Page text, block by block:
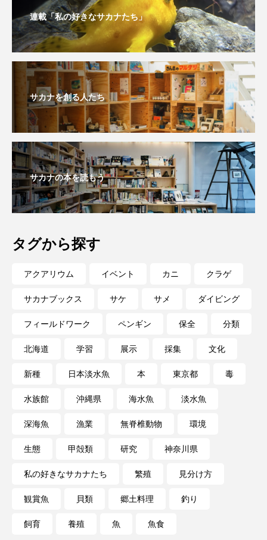
旅行 日本固有種 旬 書籍
未利用魚 未来館 東京湾 栄養
桂浜水族館 梅雨 棘皮動物
横浜開運水族館 正月 歴史
死滅回遊魚 水 水族館 水族館人
水槽 水生昆虫 水生生物 汽水域
河川 沼津港深海水族館 法律 海
海きらら 海水魚 海洋 海洋環境
海綿動物
渋川マリン水族館 渓流
漁業 漁港 漫画 灯台
無脊椎動物 熱帯魚 特徴
琵琶湖博物館 環境保全
磯遊び 神戸須磨シーワールド
連載「私の好きなサカナたち」
サカナを創る人たち
サカナの本を読もう
タグから探す
アクアリウム イベント カニ クラゲ
サカナブックス サケ サメ ダイビング
フィールドワーク ペンギン 保全 分類
北海道 学習 展示 採集 文化
新種 日本淡水魚 本 東京都 毒
水族館 沖縄県 海水魚 淡水魚
深海魚 漁業 無脊椎動物 環境
生態 甲殻類 研究 神奈川県
私の好きなサカナたち 繁殖 見分け方
観賞魚 貝類 郷土料理 釣り
飼育 養殖 魚 魚食